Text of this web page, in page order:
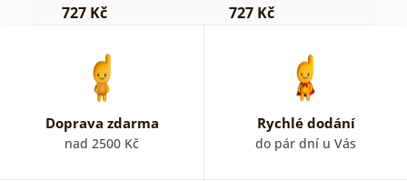
727 Kč 727 Kč
Doprava zdarma
nad 2500 Kč
Rychlé dodání
do pár dní u Vás